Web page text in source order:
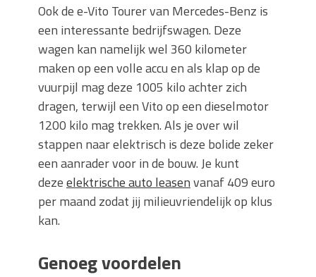
Ook de e-Vito Tourer van Mercedes-Benz is
een interessante bedrijfswagen. Deze
wagen kan namelijk wel 360 kilometer
maken op een volle accu en als klap op de
vuurpijl mag deze 1005 kilo achter zich
dragen, terwijl een Vito op een dieselmotor
1200 kilo mag trekken. Als je over wil
stappen naar elektrisch is deze bolide zeker
een aanrader voor in de bouw. Je kunt
dezeelektrische auto leasenvanaf 409 euro
per maand zodat jij milieuvriendelijk op klus
kan.
Genoeg voordelen